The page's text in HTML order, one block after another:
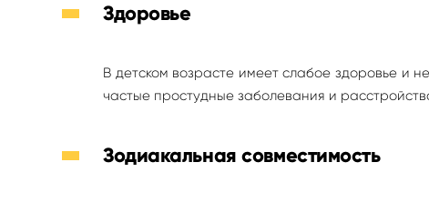
Здоровье
В детском возрасте имеет слабое здоровье и
частые простудные заболевания и
Зодиакальная совместимость